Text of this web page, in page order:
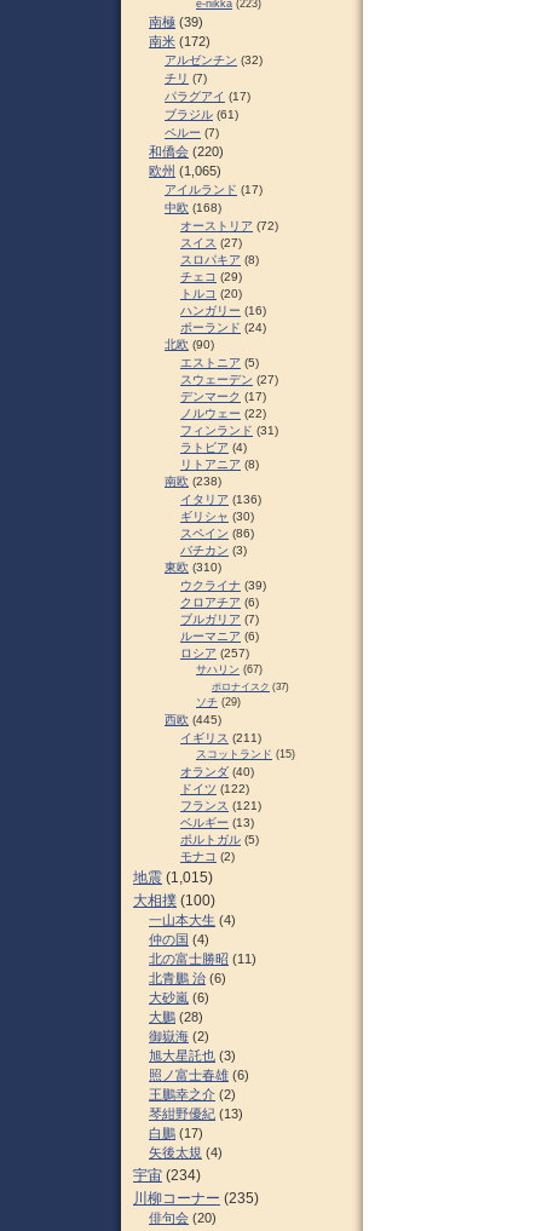
e-nikka (223)
南極 (39)
南米 (172)
アルゼンチン (32)
チリ (7)
パラグアイ (17)
ブラジル (61)
ペルー (7)
和僑会 (220)
欧州 (1,065)
アイルランド (17)
中欧 (168)
オーストリア (72)
スイス (27)
スロパキア (8)
チェコ (29)
トルコ (20)
ハンガリー (16)
ポーランド (24)
北欧 (90)
エストニア (5)
スウェーデン (27)
デンマーク (17)
ノルウェー (22)
フィンランド (31)
ラトビア (4)
リトアニア (8)
南欧 (238)
イタリア (136)
ギリシャ (30)
スペイン (86)
バチカン (3)
東欧 (310)
ウクライナ (39)
クロアチア (6)
ブルガリア (7)
ルーマニア (6)
ロシア (257)
サハリン (67)
ポロナイスク (37)
ソチ (29)
西欧 (445)
イギリス (211)
スコットランド (15)
オランダ (40)
ドイツ (122)
フランス (121)
ベルギー (13)
ポルトガル (5)
モナコ (2)
地震 (1,015)
大相撲 (100)
一山本大生 (4)
仲の国 (4)
北の富士勝昭 (11)
北青鵬 治 (6)
大砂嵐 (6)
大鵬 (28)
御嶽海 (2)
旭大星託也 (3)
照ノ富士春雄 (6)
王鵬幸之介 (2)
琴紺野優紀 (13)
白鵬 (17)
矢後太規 (4)
宇宙 (234)
川柳コーナー (235)
俳句会 (20)